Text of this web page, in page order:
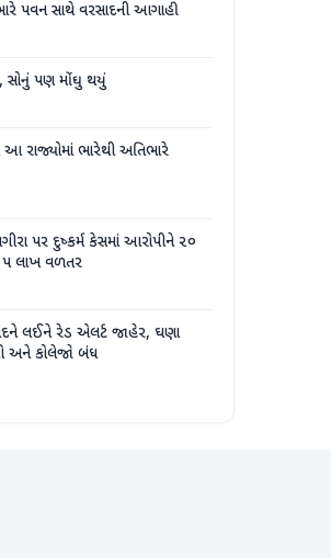
પવન સાથે વરસાદની આગાહી
સોનું પણ મોંઘુ થયું
ભારેથી અતિભારે
સગીરા પર દુષ્કર્મ કેસમાં આરોપીને ૨૦
૫ લાખ વળતર
લઈને રેડ એલર્ટ જાહેર, ઘણા
અને કોલેજો બંધ